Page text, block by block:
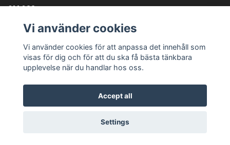
OM OSS
ANMÄL DIG TILL VÅRT NYHETSBREV
Prenumerera
© Copyright Teamgear
Vi använder cookies
Vi använder cookies för att anpassa det innehåll som
visas för dig och för att du ska få bästa tänkbara
upplevelse när du handlar hos oss.
Accept all
Settings